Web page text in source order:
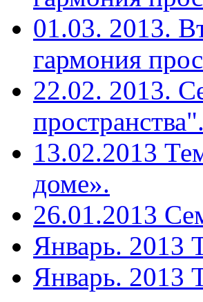
01.03. 2013.
гармония
22.02. 2013.
пространства".
13.02.2013
доме».
26.01.2013
Январь. 2013
Январь. 2013